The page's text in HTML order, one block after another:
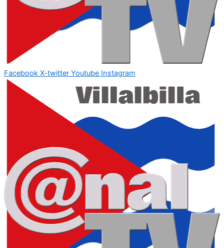
Facebook X-twitter Youtube Instagram